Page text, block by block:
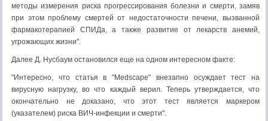
методы измерения риска прогрессирования болезни и смерти, замяв
при этом проблему смертей от недостаточности печени, вызванной
фармакотерапией СПИДа, а также развитие от лекарств анемий,
угрожающих жизни".
Далее Д. Нусбаум остановился еще на одном интересном факте:
"Интересно, что статья в "Medscape" внезапно осуждает тест на
вирусную нагрузку, во что каждый верил. Теперь утверждается, что
окончательно не доказано, что этот тест является маркером
(указателем) риска ВИЧ-инфекции и смерти".